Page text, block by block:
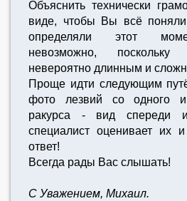
Объяснить технически
виде, чтобы Вы всё поняли
определяли этот
невозможно,
невероятно длинным и
Проще идти следующим
фото лезвий со одного и
ракурса - вид спереди
специалист оценивает их
ответ!
Всегда рады Вас слышать!
С Уважением, Михаил.